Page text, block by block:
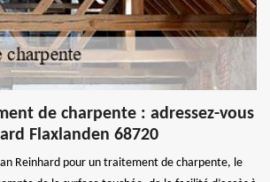
de charpente : adressez-vous
Flaxlanden 68720
Reinhard pour un traitement de charpente, le